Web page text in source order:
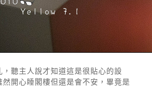
，聽主人說才知道這是很貼心的設
然開心睡閣樓但還是會不安，畢竟是